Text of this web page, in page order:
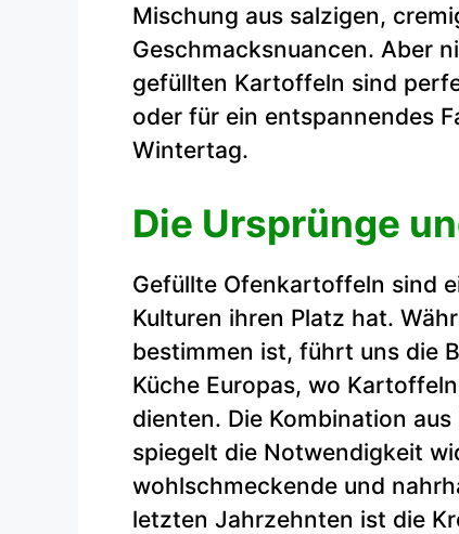
Mischung aus salzigen,
Geschmacksnuancen. Aber
gefüllten Kartoffeln sind
oder für ein entspannendes
Wintertag.
Die Ursprünge
Gefüllte Ofenkartoffeln sind
Kulturen ihren Platz hat.
bestimmen ist, führt uns die
Küche Europas, wo
dienten. Die Kombination
spiegelt die Notwendigkeit
wohlschmeckende und
letzten Jahrzehnten ist die